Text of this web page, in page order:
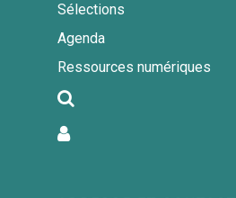
Sélections
Agenda
Ressources numériques